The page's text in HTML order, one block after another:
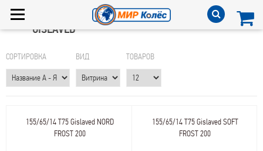
GISLAVED
СОРТИРОВКА ВИД ТОВАРОВ
155/65/14 T75 Gislaved NORD
FROST 200
155/65/14 T75 Gislaved SOFT
FROST 200